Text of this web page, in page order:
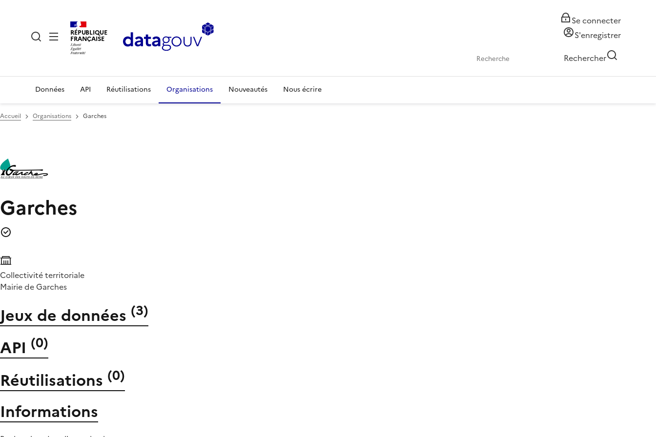
RÉPUBLIQUE
FRANÇAISE
Se connecter
S'enregistrer
Rechercher
Données API Réutilisations Organisations Nouveautés Nous écrire
Accueil Organisations Garches
Garches
Collectivité territoriale
Mairie de Garches
Jeux de données (3)
API (0)
Réutilisations (0)
Informations